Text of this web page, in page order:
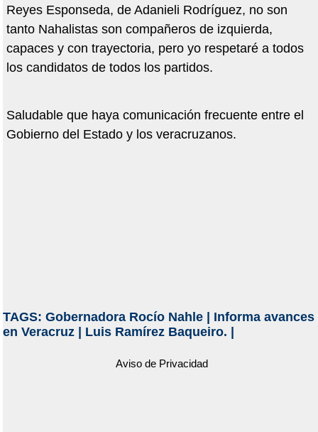
Reyes Esponseda, de Adanieli Rodríguez, no son
tanto Nahalistas son compañeros de izquierda,
capaces y con trayectoria, pero yo respetaré a todos
los candidatos de todos los partidos.
Saludable que haya comunicación frecuente entre el
Gobierno del Estado y los veracruzanos.
TAGS: Gobernadora Rocío Nahle| Informa avances
en Veracruz| Luis Ramírez Baqueiro.
Aviso de Privacidad